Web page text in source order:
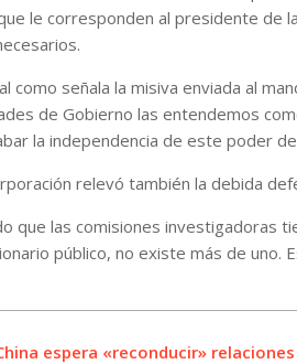
le corresponden al presidente de
como señala la misiva enviada al
de Gobierno las entendemos
la independencia de este poder
relevó también la debida
que las comisiones investigadoras
público, no existe más de uno.
espera «reconducir»